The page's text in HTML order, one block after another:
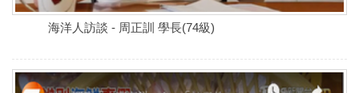
海洋人訪談 - 周正訓 學長(74級)